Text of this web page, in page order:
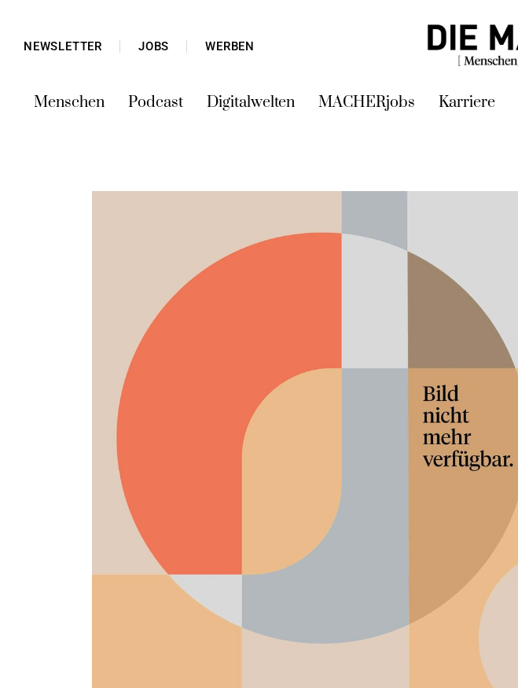
NEWSLETTER JOBS WERBEN
Menschen Podcast Digitalwelten MACHERjobs Karriere